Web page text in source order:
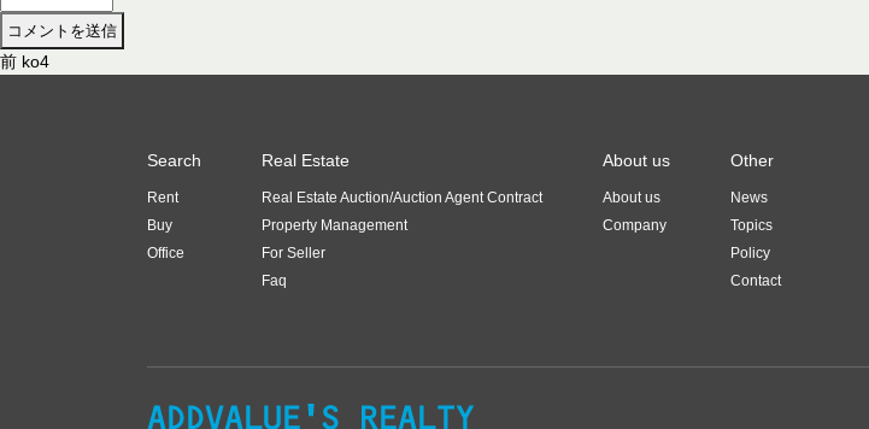
投
前 前
ko4
Search
Rent
Buy
Office
Real Estate
Real Estate Auction/Auction Agent Contract
Property Management
For Seller
Faq
About us
About us
Company
Other
News
Topics
Policy
Contact